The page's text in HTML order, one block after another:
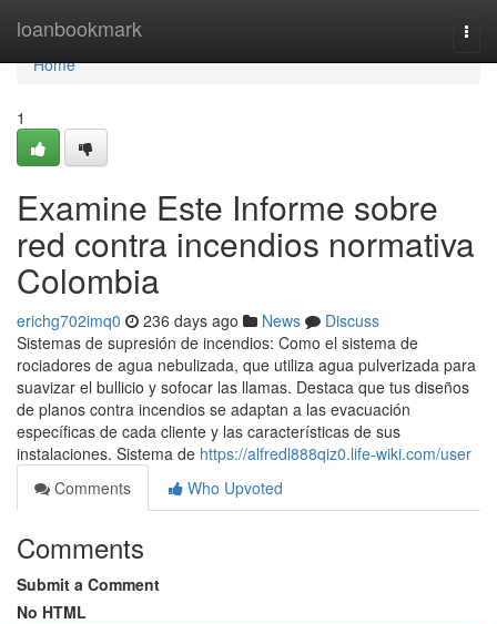
loanbookmark
Home
Home
1
Examine Este Informe sobre
red contra incendios normativa
Colombia
erichg702imq0 236 days ago News
Discuss
Sistemas de supresión de incendios: Como el sistema de
rociadores de agua nebulizada, que utiliza agua pulverizada para
suavizar el bullicio y sofocar las llamas. Destaca que tus diseños
de planos contra incendios se adaptan a las evacuación
específicas de cada cliente y las características de sus
instalaciones. Sistema de https://alfredl888qiz0.life-wiki.com/user
Comments
Who Upvoted
Comments
Submit a Comment
No HTML